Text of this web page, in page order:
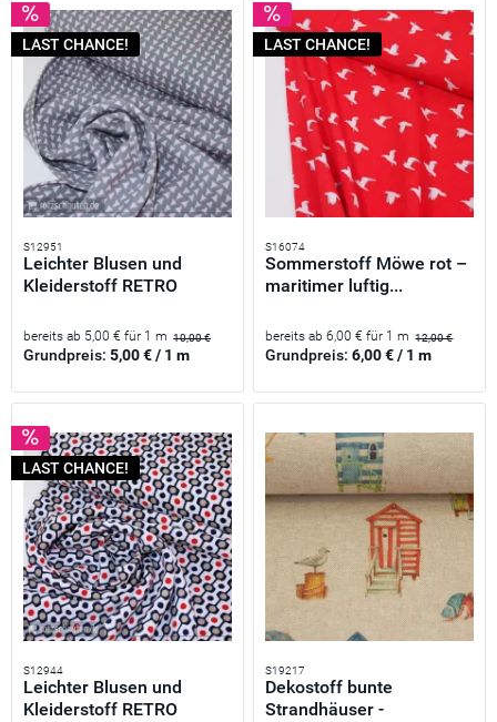
LAST CHANCE!
S12951
Leichter Blusen und
Kleiderstoff RETRO
bereits ab 5,00 € für 1 m 10,00 €
Grundpreis:5,00 € / 1 m
LAST CHANCE!
S16074
Sommerstoff Möwe rot –
maritimer luftig...
bereits ab 6,00 € für 1 m 12,00 €
Grundpreis:6,00 € / 1 m
LAST CHANCE!
S12944
Leichter Blusen und
Kleiderstoff RETRO
S19217
Dekostoff bunte
Strandhäuser -